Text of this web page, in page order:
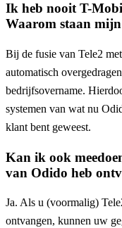
Ik heb nooit T-
Waarom staan mijn
Bij de fusie van Tele2
automatisch
bedrijfsovername.
systemen van wat nu
klant bent geweest.
Kan ik ook
van Odido heb
Ja. Als u (voormalig)
ontvangen, kunnen uw